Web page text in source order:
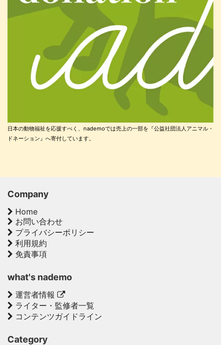
日本の動物福祉を応援すべく、nademoでは売上の一部を『公益社団法人アニマル・
ドネーション』へ寄付しています。
Company
Home
お問い合わせ
プライバシーポリシー
利用規約
免責事項
what's nademo
運営者情報
ライター・監修者一覧
コンテンツガイドライン
Category